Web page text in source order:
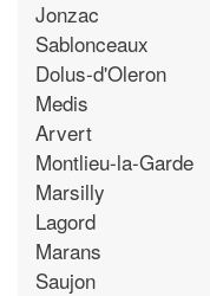
Jonzac
Sablonceaux
Dolus-d'Oleron
Medis
Arvert
Montlieu-la-Garde
Marsilly
Lagord
Marans
Saujon